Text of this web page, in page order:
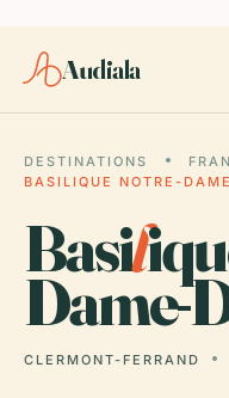
Audiala
DESTINATIONS
BASILIQUE NOTRE-
Basil
Dame-
CLERMONT-FERRAND